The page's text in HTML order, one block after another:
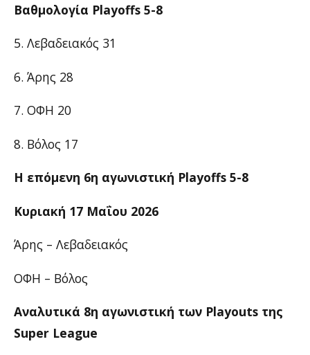
Βαθμολογία Playoffs 5-8
5. Λεβαδειακός 31
6. Άρης 28
7. ΟΦΗ 20
8. Βόλος 17
Η επόμενη 6η αγωνιστική Playoffs 5-8
Κυριακή 17 Μαΐου 2026
Άρης – Λεβαδειακός
ΟΦΗ – Βόλος
Αναλυτικά 8η αγωνιστική των Playouts της
Super League